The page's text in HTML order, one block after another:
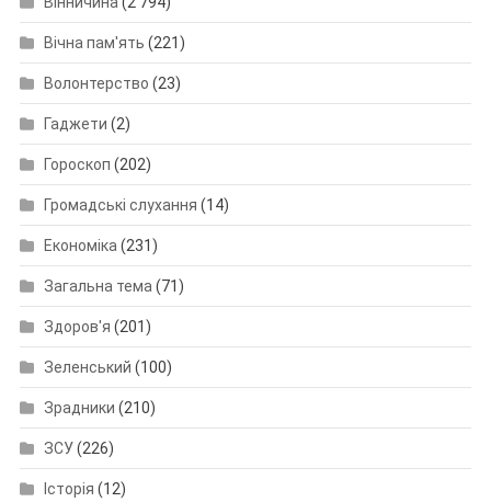
Вічна пам'ять (221)
Волонтерство (23)
Гаджети (2)
Гороскоп (202)
Громадські слухання (14)
Економіка(231)
Загальна тема(71)
Здоров'я (201)
Зеленський (100)
Зрадники (210)
ЗСУ(226)
Історія (12)